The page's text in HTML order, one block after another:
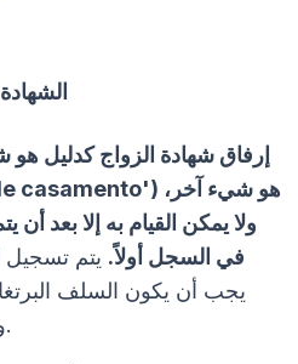
إرفاق شهادة الزواج كدليل
ولا يمكن القيام به إلا بعد
في السجل أولاً. يتم تسجيل
يجب أن يكون السلف
وبعد ذلك يتم تسجيل الزواج.